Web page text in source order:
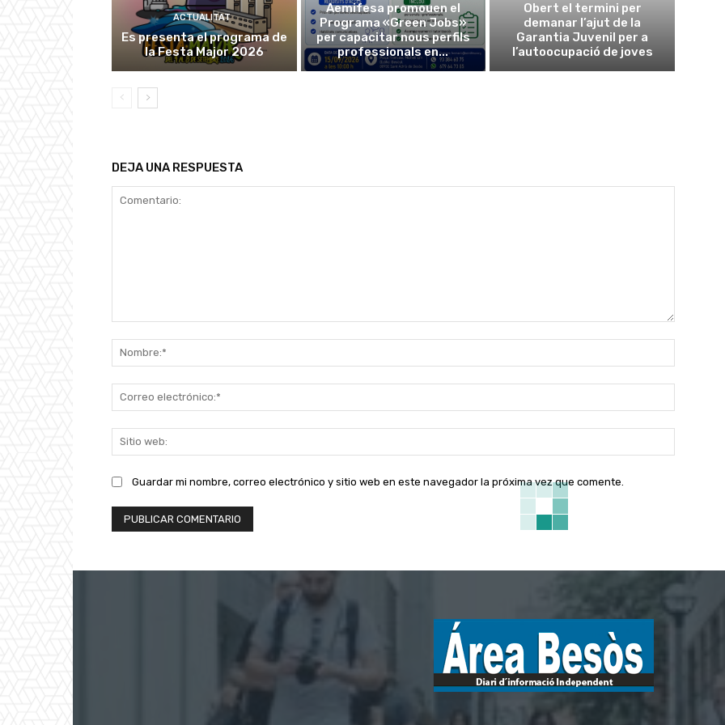
ACTUALITAT
Es presenta el programa de
la Festa Major 2026
Aemifesa promouen el
Programa «Green Jobs»
per capacitar nous perfils
professionals en...
Obert el termini per
demanar l’ajut de la
Garantia Juvenil per a
l’autoocupació de joves
DEJA UNA RESPUESTA
web:
Guardar mi nombre, correo electrónico y sitio web en este navegador la próxima vez que comente.